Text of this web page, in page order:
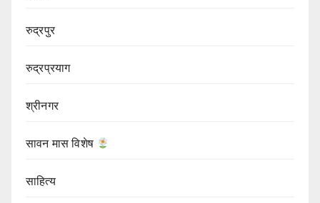
रुद्रपुर
रुद्रप्रयाग
श्रीनगर
सावन मास विशेष
साहित्य